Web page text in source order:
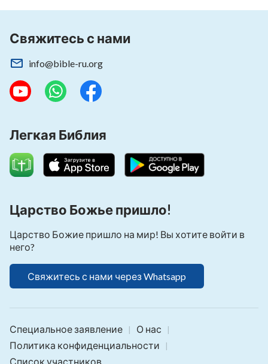
Свяжитесь с нами
info@bible-ru.org
Легкая Библия
Царство Божье пришло!
Царство Божие пришло на мир! Вы хотите войти в
него?
Свяжитесь с нами через Whatsapp
Специальное заявление | О нас |
Политика конфиденциальности |
Список участников